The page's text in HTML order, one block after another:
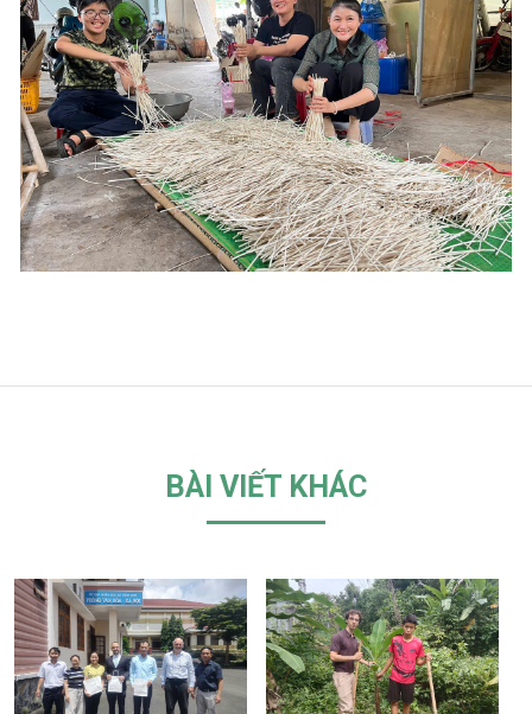
BÀI VIẾT KHÁC